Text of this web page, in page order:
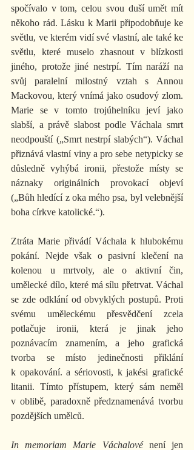
spočívalo v tom, celou svou duší umět mít
někoho rád. Lásku k Marii připodobňuje ke
světlu, ve kterém vidí své vlastní, ale také ke
světlu, které muselo zhasnout v blízkosti
jiného, protože jiné nestrpí. Tím naráží na
svůj paralelní milostný vztah s Annou
Mackovou, který vnímá jako osudový zlom.
Marie se v tomto trojúhelníku jeví jako
slabší, a právě slabost podle Váchala smrt
neodpouští („Smrt nestrpí slabých“). Váchal
přiznává vlastní viny a pro sebe netypicky se
důsledně vyhýbá ironii, přestože místy se
náznaky originálních provokací objeví
(„Bůh hledící z oka mého psa, byl velebnější
boha církve katolické.“).
Ztráta Marie přivádí Váchala k hlubokému
pokání. Nejde však o pasivní klečení na
kolenou u mrtvoly, ale o aktivní čin,
umělecké dílo, které má sílu přetrvat. Váchal
se zde odklání od obvyklých postupů. Proti
svému uměleckému přesvědčení zcela
potlačuje ironii, která je jinak jeho
poznávacím znamením, a jeho grafická
tvorba se místo jedinečnosti přiklání
k opakování. a sériovosti, k jakési grafické
litanii. Tímto přístupem, který sám neměl
v oblibě, paradoxně předznamenává tvorbu
pozdějších umělců.
In memoriam Marie Váchalové není jen